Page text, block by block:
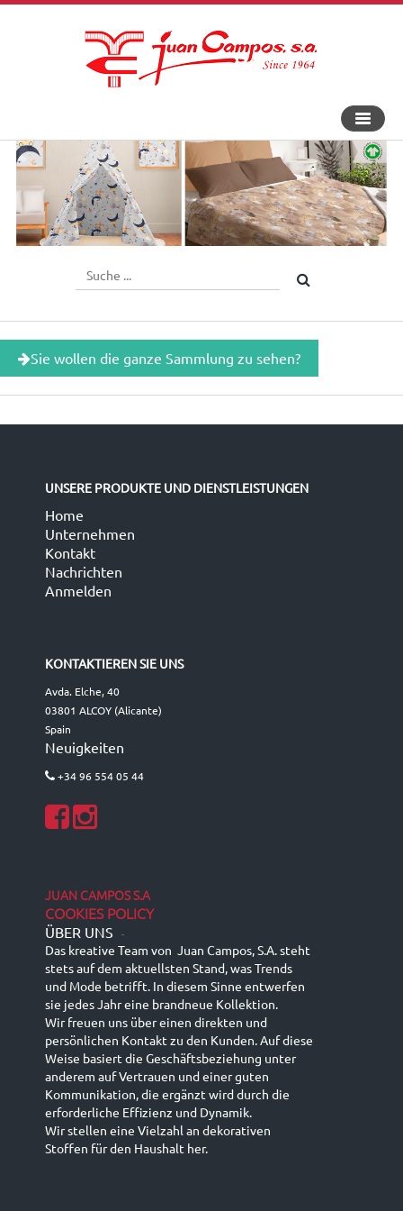
An-
und
Aus
Sie wollen die ganze Sammlung zu sehen?
UNSERE PRODUKTE UND DIENSTLEISTUNGEN
Home
Unternehmen
Kontakt
Nachrichten
Anmelden
KONTAKTIEREN SIE UNS
Avda. Elche, 40
03801 ALCOY (Alicante)
Spain
Neuigkeiten
+34 96 554 05 44
JUAN CAMPOS S.A
COOKIES POLICY
ÜBER UNS -
Das kreative Team von Juan Campos, S.A. steht
stets auf dem aktuellsten Stand, was Trends
und Mode betrifft. In diesem Sinne entwerfen
sie jedes Jahr eine brandneue Kollektion.
Wir freuen uns über einen direkten und
persönlichen Kontakt zu den Kunden. Auf diese
Weise basiert die Geschäftsbeziehung unter
anderem auf Vertrauen und einer guten
Kommunikation, die ergänzt wird durch die
erforderliche Effizienz und Dynamik.
Wir stellen eine Vielzahl an dekorativen
Stoffen für den Haushalt her.